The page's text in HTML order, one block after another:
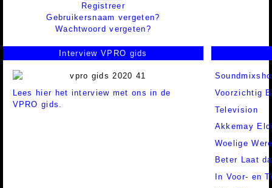
Registreer
Gebruikersnaam vergeten?
Wachtwoord vergeten?
Interview VPRO gids
Lees hier het interview met ons in de
VPRO gids.
Voorzichtig
Television
Akkemay
Woelige
Beter Laat
In Voor- en